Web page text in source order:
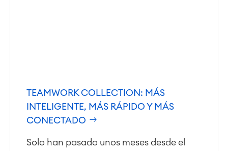
TEAMWORK COLLECTION: MÁS
INTELIGENTE, MÁS RÁPIDO Y MÁS
CONECTADO
Solo han pasado unos meses desde el